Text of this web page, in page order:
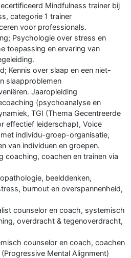
Mindfulness trainer bij
categorie 1 trainer
voor professionals.
Psychologie over stress en
toepassing en ervaring van
Kennis over slaap en een niet-
slaapproblemen
Jaaropleiding
(psychoanalyse en
TGI (Thema Gecentreerde
effectief leiderschap), Voice
individu-groep-organisatie,
van individuen en groepen.
coaching, coachen en trainen via
beelddenken,
burnout en overspannenheid,
counselor en coach, systemisch
overdracht & tegenoverdracht,
counselor en coach, coachen
Mental Alignment)